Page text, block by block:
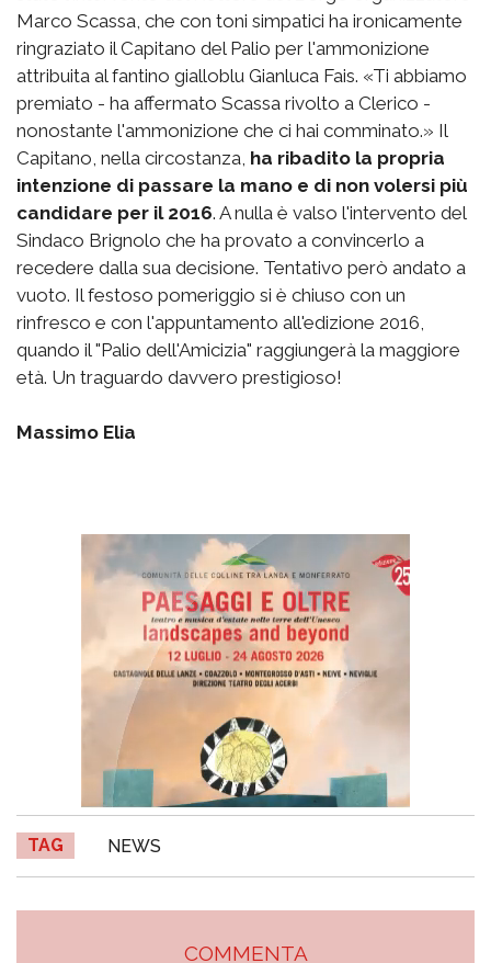
Marco Scassa, che con toni simpatici ha ironicamente
ringraziato il Capitano del Palio per l'ammonizione
attribuita al fantino gialloblu Gianluca Fais. «Ti abbiamo
premiato - ha affermato Scassa rivolto a Clerico -
nonostante l'ammonizione che ci hai comminato.» Il
Capitano, nella circostanza, ha ribadito la propria
intenzione di passare la mano e di non volersi più
candidare per il 2016. A nulla è valso l'intervento del
Sindaco Brignolo che ha provato a convincerlo a
recedere dalla sua decisione. Tentativo però andato a
vuoto. Il festoso pomeriggio si è chiuso con un
rinfresco e con l'appuntamento all'edizione 2016,
quando il "Palio dell'Amicizia" raggiungerà la maggiore
età. Un traguardo davvero prestigioso!
Massimo Elia
TAG NEWS
COMMENTA